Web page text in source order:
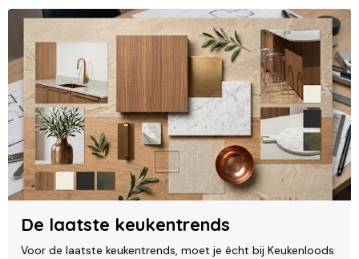
De laatste keukentrends
Voor de laatste keukentrends, moet je écht bij Keukenloods